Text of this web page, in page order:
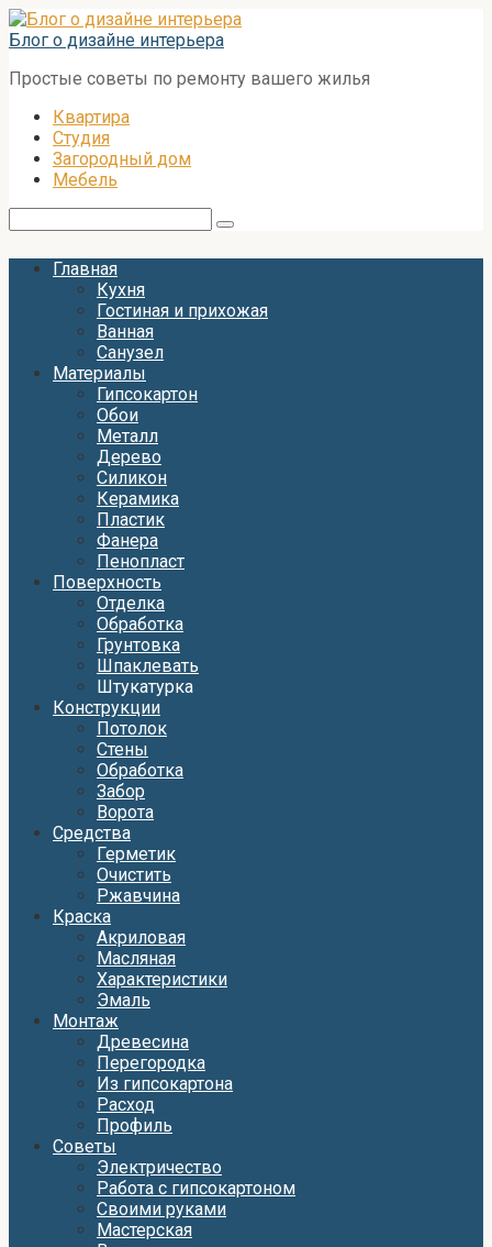
Перейти
к
Блог о дизайне интерьера
Простые советы по ремонту вашего жилья
Квартира
Студия
Загородный дом
Мебель
Главная
Кухня
Гостиная и прихожая
Ванная
Санузел
Материалы
Гипсокартон
Обои
Металл
Дерево
Силикон
Керамика
Пластик
Фанера
Пенопласт
Поверхность
Отделка
Обработка
Грунтовка
Шпаклевать
Штукатурка
Конструкции
Потолок
Стены
Обработка
Забор
Ворота
Средства
Герметик
Очистить
Ржавчина
Краска
Акриловая
Масляная
Характеристики
Эмаль
Монтаж
Древесина
Перегородка
Из гипсокартона
Расход
Профиль
Советы
Электричество
Работа с гипсокартоном
Своими руками
Мастерская